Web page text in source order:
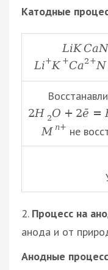
Катодные
LiK Ca
Li+K +Ca2 +N
2H 2O + 2ē =
M n+ не
2. Процесс на
анода и от
Анодные